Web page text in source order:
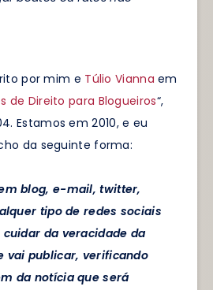
por mim e Túlio Vianna em
de Direito para Blogueiros“,
Estamos em 2010, e eu
da seguinte forma:
blog, e-mail, twitter,
tipo de redes sociais
da veracidade da
vai publicar, verificando
da notícia que será